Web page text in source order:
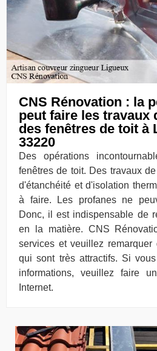
CNS Rénovation : la
peut faire les travaux
des fenêtres de toit à
33220
Des opérations
fenêtres de toit. Des travaux
d'étanchéité et d'isolation
à faire. Les profanes ne
Donc, il est indispensable de
en la matière. CNS
services et veuillez
qui sont très attractifs. Si
informations, veuillez faire
Internet.